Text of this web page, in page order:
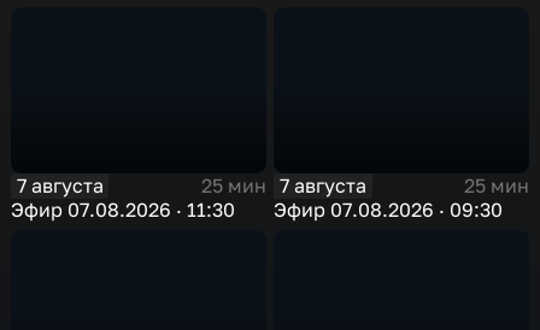
7 августа
25 мин
Эфир 07.08.2026 · 11:30
7 августа
25 мин
Эфир 07.08.2026 · 09:30